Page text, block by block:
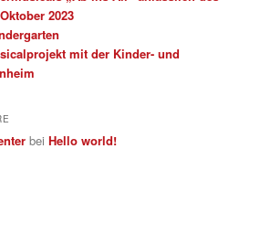
2023
mit der Kinder- und
beiHello world!